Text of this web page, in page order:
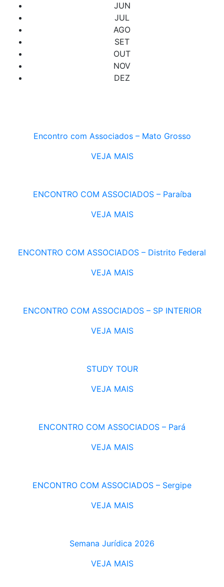
JUN
JUL
AGO
SET
OUT
NOV
DEZ
Encontro com Associados – Mato Grosso
VEJA MAIS
ENCONTRO COM ASSOCIADOS – Paraíba
VEJA MAIS
ENCONTRO COM ASSOCIADOS – Distrito Federal
VEJA MAIS
ENCONTRO COM ASSOCIADOS – SP INTERIOR
VEJA MAIS
STUDY TOUR
VEJA MAIS
ENCONTRO COM ASSOCIADOS – Pará
VEJA MAIS
ENCONTRO COM ASSOCIADOS – Sergipe
VEJA MAIS
Semana Jurídica 2026
VEJA MAIS